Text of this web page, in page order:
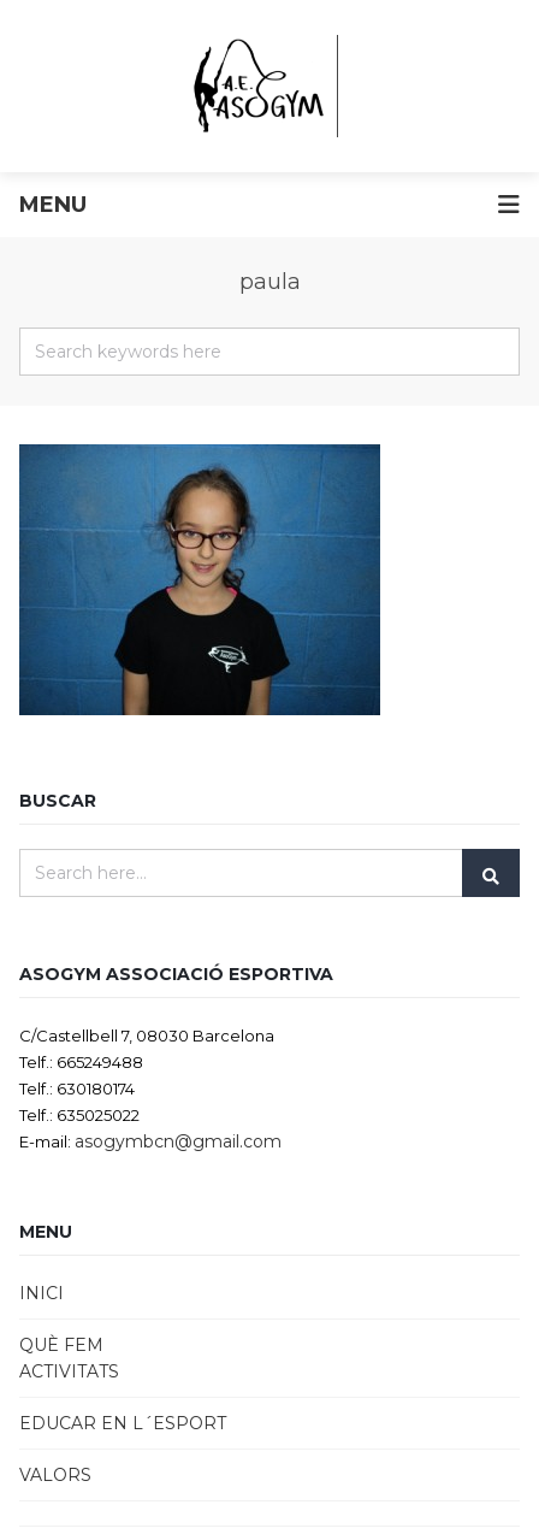
MENU
paula
BUSCAR
ASOGYM ASSOCIACIÓ ESPORTIVA
C/Castellbell 7, 08030 Barcelona
Telf.: 665249488
Telf.: 630180174
Telf.: 635025022
E-mail: asogymbcn@gmail.com
MENU
INICI
QUÈ FEM
ACTIVITATS
EDUCAR EN L´ESPORT
VALORS